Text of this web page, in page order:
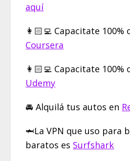
aquí
👩🏻‍💻 Capacitate 100%
Coursera
👩🏻‍💻 Capacitate 100%
Udemy
🚘 Alquilá tus autos en
🦈La VPN que uso para
baratos es Surfshark